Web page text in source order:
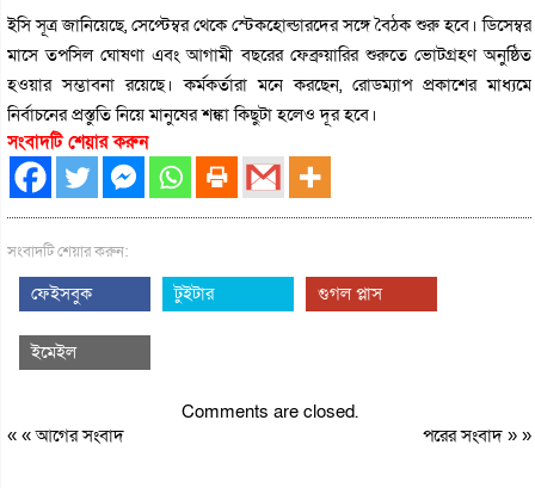
ইসি সূত্র জানিয়েছে, সেপ্টেম্বর থেকে স্টেকহোল্ডারদের সঙ্গে বৈঠক শুরু হবে। ডিসেম্বর
মাসে তপসিল ঘোষণা এবং আগামী বছরের ফেব্রুয়ারির শুরুতে ভোটগ্রহণ অনুষ্ঠিত
হওয়ার সম্ভাবনা রয়েছে। কর্মকর্তারা মনে করছেন, রোডম্যাপ প্রকাশের মাধ্যমে
নির্বাচনের প্রস্তুতি নিয়ে মানুষের শঙ্কা কিছুটা হলেও দূর হবে।
সংবাদটি শেয়ার করুন
সংবাদটি শেয়ার করুন:
ফেইসবুক টুইটার গুগল প্লাস
ইমেইল
Comments are closed.
« «আগের সংবাদ পরের সংবাদ» »